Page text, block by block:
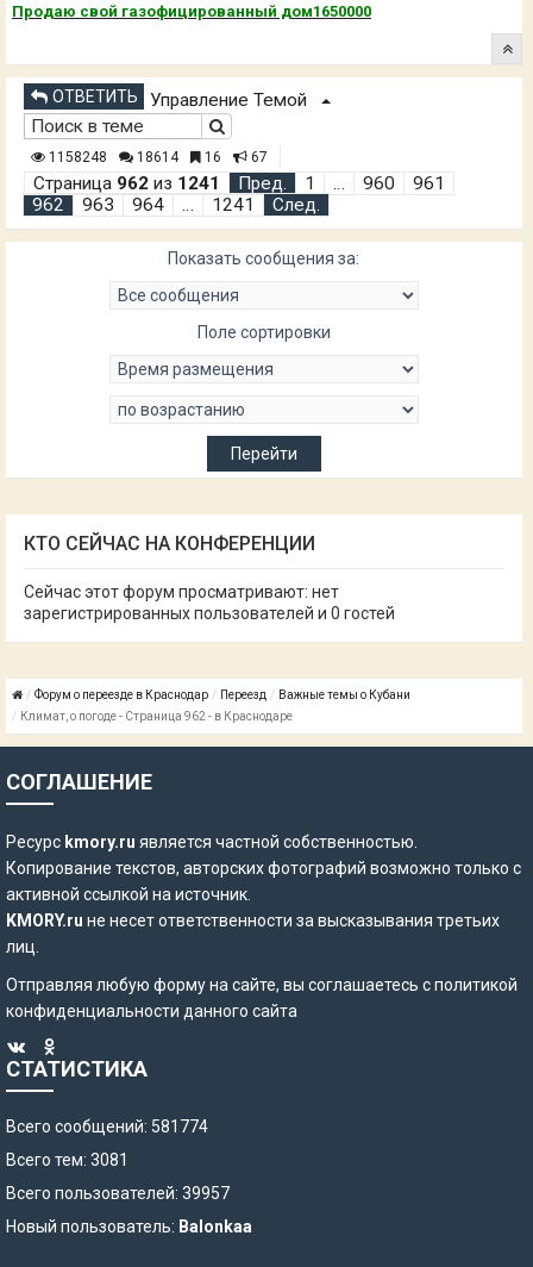
Продаю свой газофицированный дом1650000
ОТВЕТИТЬ Управление Темой
1158248 18614 16 67
Страница 962 из 1241 Пред. 1 … 960
961
962
963 964 … 1241 След.
Показать сообщения за:
Поле сортировки
КТО СЕЙЧАС НА КОНФЕРЕНЦИИ
Сейчас этот форум просматривают: нет
зарегистрированных пользователей и 0 гостей
Форум о переезде в Краснодар Переезд
Важные темы о Кубани
Климат, о погоде - Страница 962 - в Краснодаре
СОГЛАШЕНИЕ
Ресурс kmory.ru является частной собственностью.
Копирование текстов, авторских фотографий возможно только с
активной ссылкой на источник.
KMORY.ru не несет ответственности за высказывания третьих
лиц.
Отправляя любую форму на сайте, вы соглашаетесь сполитикой
конфиденциальности данного сайта
СТАТИСТИКА
Всего сообщений: 581774
Всего тем: 3081
Всего пользователей: 39957
Новый пользователь: Balonkaa